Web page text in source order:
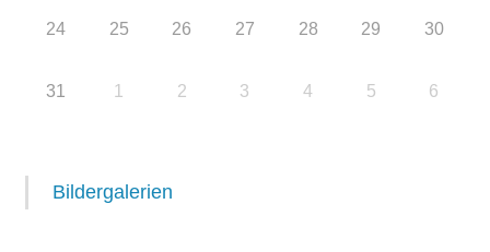
24 25 26 27 28 29 30
31 1 2 3 4 5 6
Bildergalerien